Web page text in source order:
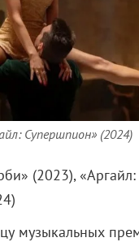
Супершпион» (2024)
(2023), «Аргайл:
музыкальных